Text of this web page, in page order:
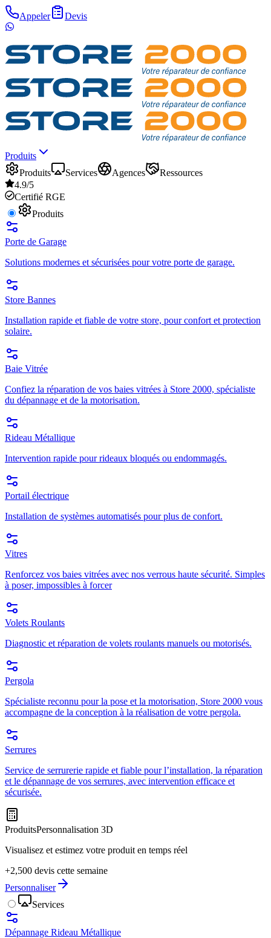
Appeler Devis
Produits
Produits
Services Agences
Ressources
4.9/5
Certifié RGE
Produits
Porte de Garage
Solutions modernes et sécurisées pour votre porte de garage.
Store Bannes
Installation rapide et fiable de votre store, pour confort et protection
solaire.
Baie Vitrée
Confiez la réparation de vos baies vitrées à Store 2000, spécialiste
du dépannage et de la motorisation.
Rideau Métallique
Intervention rapide pour rideaux bloqués ou endommagés.
Portail électrique
Installation de systèmes automatisés pour plus de confort.
Vitres
Renforcez vos baies vitrées avec nos verrous haute sécurité. Simples
à poser, impossibles à forcer
Volets Roulants
Diagnostic et réparation de volets roulants manuels ou motorisés.
Pergola
Spécialiste reconnu pour la pose et la motorisation, Store 2000 vous
accompagne de la conception à la réalisation de votre pergola.
Serrures
Service de serrurerie rapide et fiable pour l’installation, la réparation
et le dépannage de vos serrures, avec intervention efficace et
sécurisée.
ProduitsPersonnalisation 3D
Visualisez et estimez votre produit en temps réel
+2,500 devis cette semaine
Personnaliser
Services
Dépannage Rideau Métallique